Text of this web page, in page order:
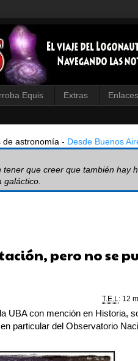
Equis Extras Enlaces
de astronomía - Desde Buenos
que creer que también hay
pero no se
T.E.L: 12
UBA con mención en Historia,
particular del Observatorio